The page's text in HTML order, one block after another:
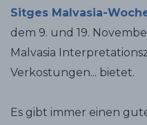
Sitges Malvasia-
dem 9. und 19.
Malvasia
Verkostungen... bietet.
Es gibt immer einen